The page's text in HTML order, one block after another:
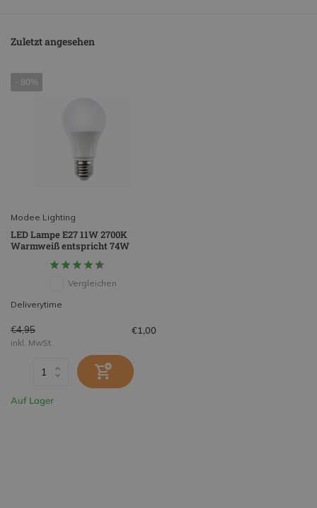
Zuletzt angesehen
- 80%
Modee Lighting
LED Lampe E27 11W 2700K
Warmweiß entspricht 74W
Vergleichen
Deliverytime
€4,95 €1,00
inkl. MwSt.
Auf Lager